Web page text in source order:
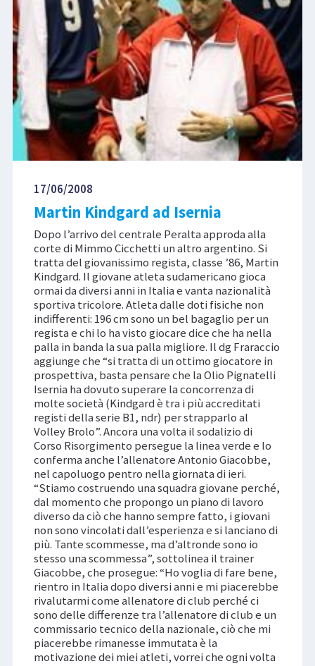
17/06/2008
Martin Kindgard ad Isernia
Dopo l’arrivo del centrale Peralta approda alla
corte di Mimmo Cicchetti un altro argentino. Si
tratta del giovanissimo regista, classe ’86, Martin
Kindgard. Il giovane atleta sudamericano gioca
ormai da diversi anni in Italia e vanta nazionalità
sportiva tricolore. Atleta dalle doti fisiche non
indifferenti: 196 cm sono un bel bagaglio per un
regista e chi lo ha visto giocare dice che ha nella
palla in banda la sua palla migliore. Il dg Fraraccio
aggiunge che “si tratta di un ottimo giocatore in
prospettiva, basta pensare che la Olio Pignatelli
Isernia ha dovuto superare la concorrenza di
molte società (Kindgard è tra i più accreditati
registi della serie B1, ndr) per strapparlo al
Volley Brolo”. Ancora una volta il sodalizio di
Corso Risorgimento persegue la linea verde e lo
conferma anche l’allenatore Antonio Giacobbe,
nel capoluogo pentro nella giornata di ieri.
“Stiamo costruendo una squadra giovane perché,
dal momento che propongo un piano di lavoro
diverso da ciò che hanno sempre fatto, i giovani
non sono vincolati dall’esperienza e si lanciano di
più. Tante scommesse, ma d’altronde sono io
stesso una scommessa”, sottolinea il trainer
Giacobbe, che prosegue: “Ho voglia di fare bene,
rientro in Italia dopo diversi anni e mi piacerebbe
rivalutarmi come allenatore di club perché ci
sono delle differenze tra l’allenatore di club e un
commissario tecnico della nazionale, ciò che mi
piacerebbe rimanesse immutata è la
motivazione dei miei atleti, vorrei che ogni volta